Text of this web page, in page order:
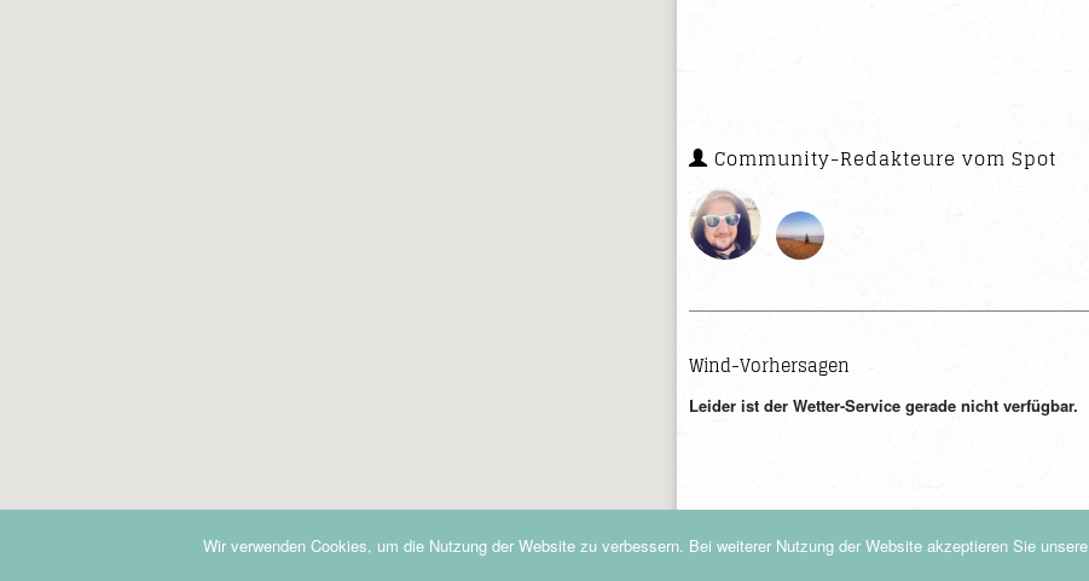
Community-Redakteure vom Spot
Wind-Vorhersagen
Wir verwenden Cookies, um die Nutzung der Website zu verbessern. Bei weiterer Nutzung der Website akzeptieren Sie unsere